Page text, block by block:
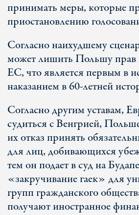
принимать меры, которые
приостановлению
Согласно наихудшему
может лишить Польшу прав
ЕС, что является первым в
наказанием в 60-летней
Согласно другим уставам,
судиться с Венгрией,
их отказ принять
для лиц, добивающихся
тем он подает в суд на
«закручивание гаек» для
групп гражданского
получают иностранное